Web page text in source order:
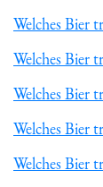
Welches Bier
Welches Bier
Welches Bier
Welches Bier
Welches Bier